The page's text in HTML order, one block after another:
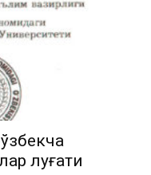
луғати